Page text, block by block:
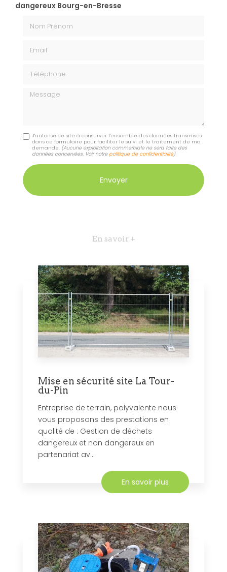
dangereux Bourg-en-Bresse
Nom Prénom
Téléphone
Message
J'autorise ce site à conserver l'ensemble des données transmises
dans ce formulaire pour faciliter le suivi et le traitement de ma
demande. (Aucune exploitation commerciale ne sera faite des
données concervées. Voir notrepolitique de confidentialité)
En savoir +
Mise en sécurité site La Tour-
du-Pin
Entreprise de terrain, polyvalente nous
vous proposons des prestations en
qualité de : Gestion de déchets
dangereux et non dangereux en
partenariat av...
En savoir plus